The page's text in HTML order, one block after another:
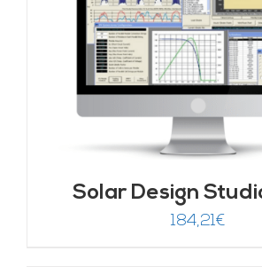
Solar Design
184,21€